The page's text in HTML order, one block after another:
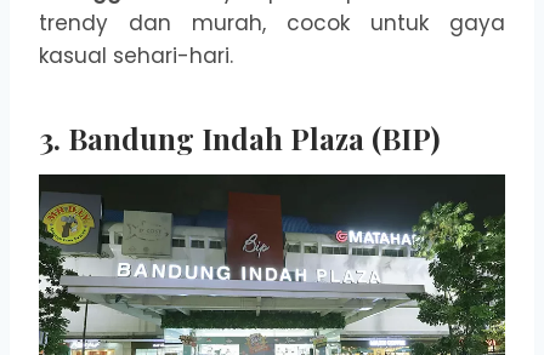
trendy dan murah, cocok untuk gaya
kasual sehari-hari.
3. Bandung Indah Plaza (BIP)